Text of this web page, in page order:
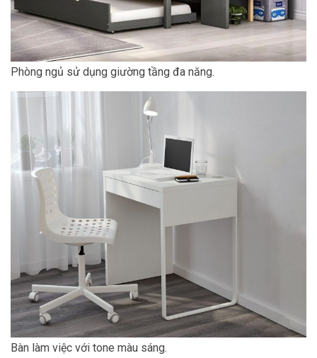
Phòng ngủ sử dụng giường tầng đa năng.
Bàn làm việc với tone màu sáng.